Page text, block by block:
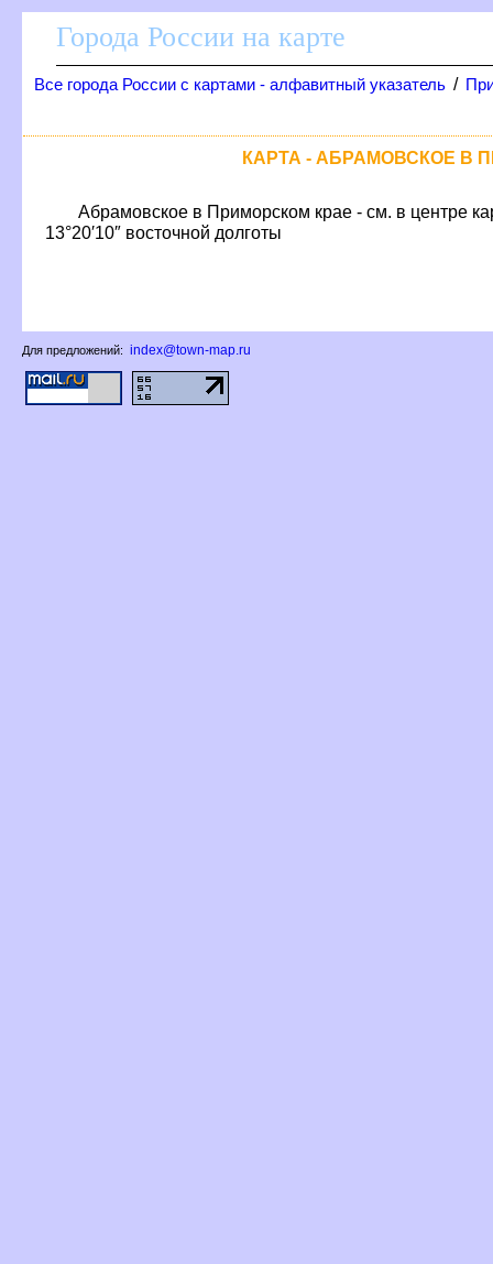
Города России на карте
се города России с картами - алфавитный указатель /
КАРТА - АБРАМОВСКОЕ В
Абрамовское в Приморском крае - см. в центре
13°20′10″ восточной долготы
Для предложений: index@town-map.ru